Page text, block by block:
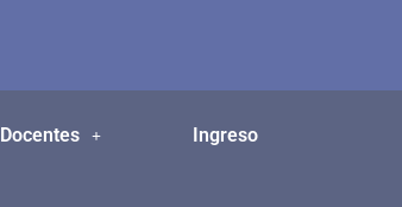
Docentes Ingreso